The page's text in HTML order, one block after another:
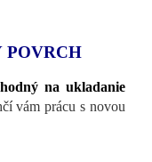
POVRCH
na ukladanie
vám prácu s novou